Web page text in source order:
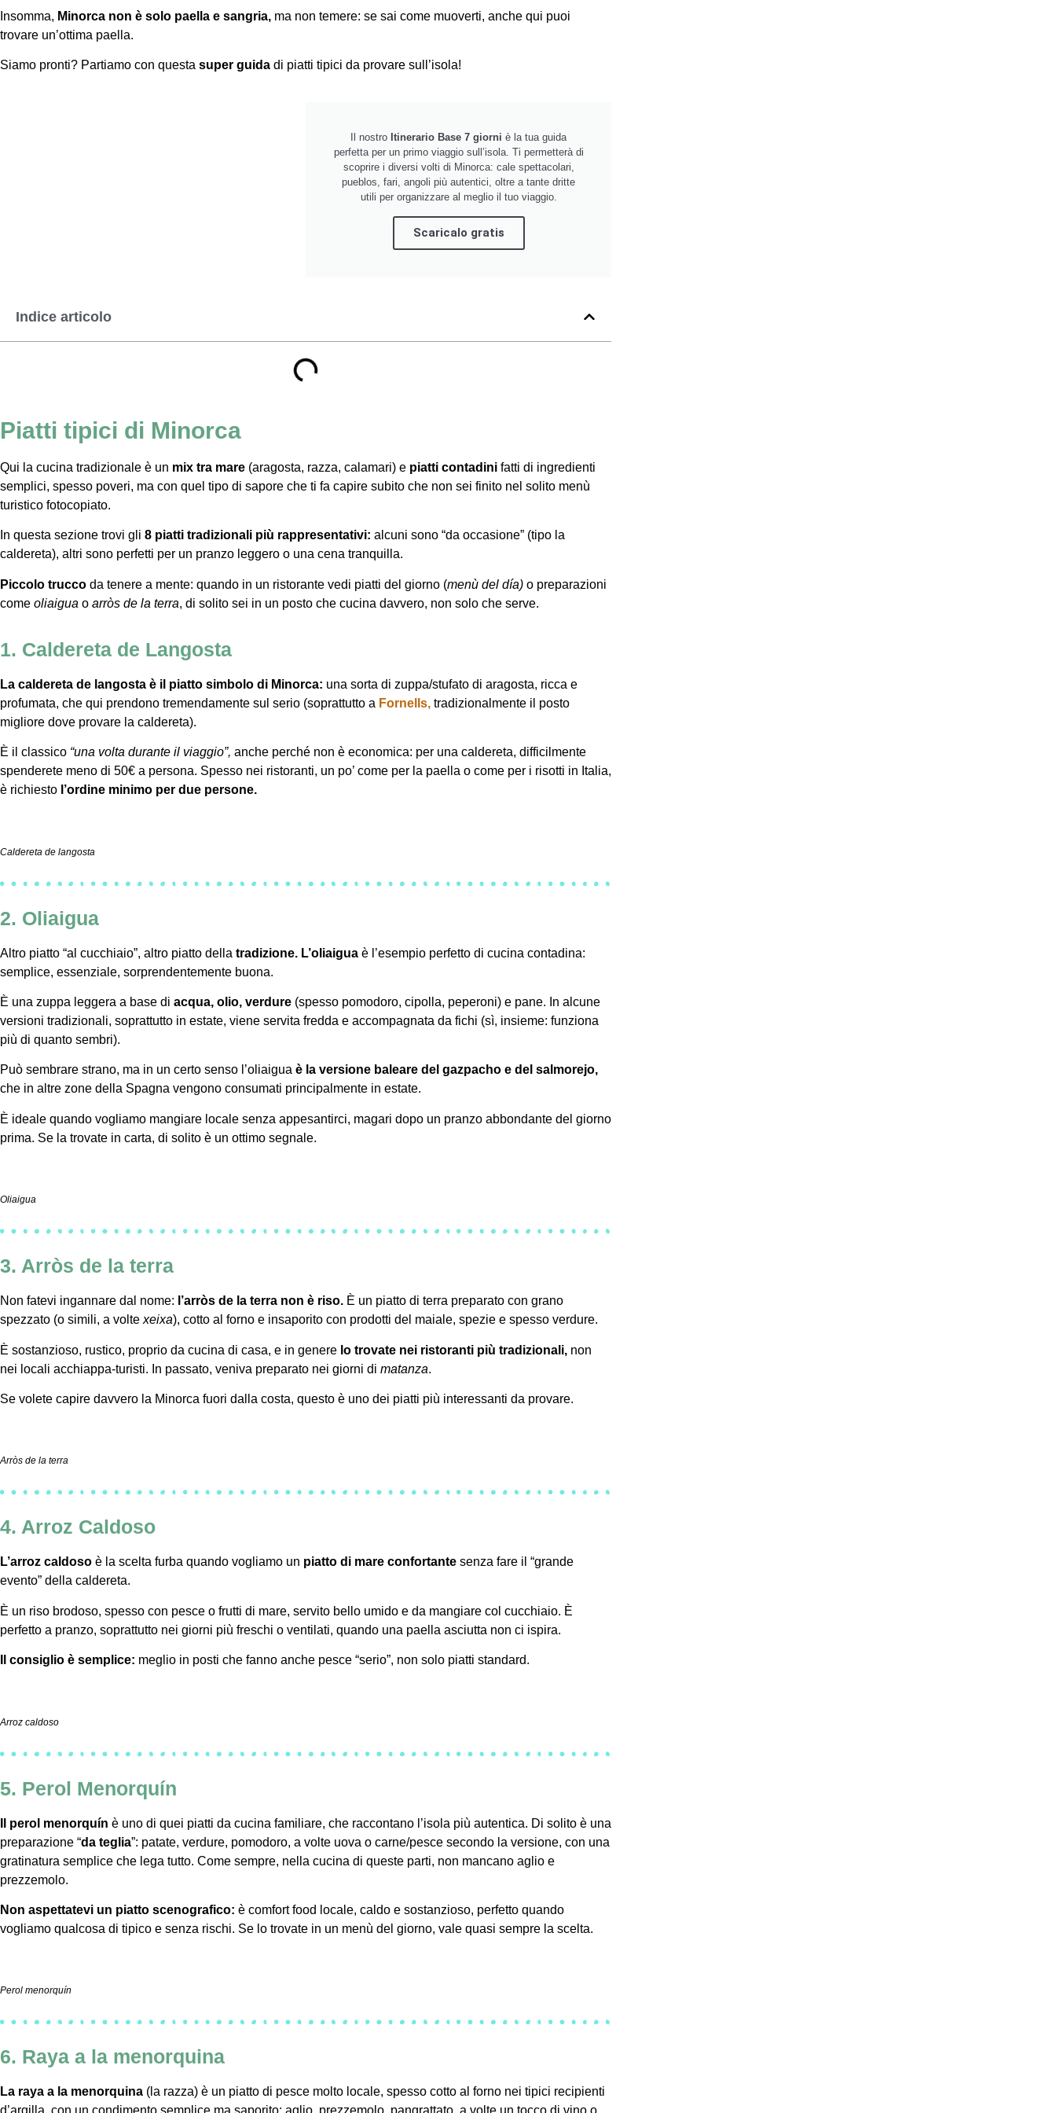
Insomma, Minorca non è solo paella e sangria, ma non temere: se sai come muoverti, anche qui puoi
trovare un’ottima paella.
Siamo pronti? Partiamo con questa super guida di piatti tipici da provare sull’isola!
Il nostro Itinerario Base 7 giorni è la tua guida
perfetta per un primo viaggio sull’isola. Ti permetterà di
scoprire i diversi volti di Minorca: cale spettacolari,
pueblos, fari, angoli più autentici, oltre a tante dritte
utili per organizzare al meglio il tuo viaggio.
Scaricalo gratis
Indice articolo
Piatti tipici di Minorca
Qui la cucina tradizionale è un mix tra mare (aragosta, razza, calamari) e piatti contadini fatti di ingredienti
semplici, spesso poveri, ma con quel tipo di sapore che ti fa capire subito che non sei finito nel solito menù
turistico fotocopiato.
In questa sezione trovi gli 8 piatti tradizionali più rappresentativi: alcuni sono “da occasione” (tipo la
caldereta), altri sono perfetti per un pranzo leggero o una cena tranquilla.
Piccolo trucco da tenere a mente: quando in un ristorante vedi piatti del giorno (menù del día) o preparazioni
come oliaigua o arròs de la terra, di solito sei in un posto che cucina davvero, non solo che serve.
1. Caldereta de Langosta
La caldereta de langosta è il piatto simbolo di Minorca: una sorta di zuppa/stufato di aragosta, ricca e
profumata, che qui prendono tremendamente sul serio (soprattutto a Fornells, tradizionalmente il posto
migliore dove provare la caldereta).
È il classico “una volta durante il viaggio”, anche perché non è economica: per una caldereta, difficilmente
spenderete meno di 50€ a persona. Spesso nei ristoranti, un po’ come per la paella o come per i risotti in Italia,
è richiesto l’ordine minimo per due persone.
Caldereta de langosta
2. Oliaigua
Altro piatto “al cucchiaio”, altro piatto della tradizione. L’oliaigua è l’esempio perfetto di cucina contadina:
semplice, essenziale, sorprendentemente buona.
È una zuppa leggera a base di acqua, olio, verdure (spesso pomodoro, cipolla, peperoni) e pane. In alcune
versioni tradizionali, soprattutto in estate, viene servita fredda e accompagnata da fichi (sì, insieme: funziona
più di quanto sembri).
Può sembrare strano, ma in un certo senso l’oliaigua è la versione baleare del gazpacho e del salmorejo,
che in altre zone della Spagna vengono consumati principalmente in estate.
È ideale quando vogliamo mangiare locale senza appesantirci, magari dopo un pranzo abbondante del giorno
prima. Se la trovate in carta, di solito è un ottimo segnale.
Oliaigua
3. Arròs de la terra
Non fatevi ingannare dal nome: l’arròs de la terra non è riso. È un piatto di terra preparato con grano
spezzato (o simili, a volte xeixa), cotto al forno e insaporito con prodotti del maiale, spezie e spesso verdure.
È sostanzioso, rustico, proprio da cucina di casa, e in genere lo trovate nei ristoranti più tradizionali, non
nei locali acchiappa-turisti. In passato, veniva preparato nei giorni di matanza.
Se volete capire davvero la Minorca fuori dalla costa, questo è uno dei piatti più interessanti da provare.
Arròs de la terra
4. Arroz Caldoso
L’arroz caldoso è la scelta furba quando vogliamo un piatto di mare confortante senza fare il “grande
evento” della caldereta.
È un riso brodoso, spesso con pesce o frutti di mare, servito bello umido e da mangiare col cucchiaio. È
perfetto a pranzo, soprattutto nei giorni più freschi o ventilati, quando una paella asciutta non ci ispira.
Il consiglio è semplice: meglio in posti che fanno anche pesce “serio”, non solo piatti standard.
Arroz caldoso
5. Perol Menorquín
Il perol menorquín è uno di quei piatti da cucina familiare, che raccontano l’isola più autentica. Di solito è una
preparazione “da teglia”: patate, verdure, pomodoro, a volte uova o carne/pesce secondo la versione, con una
gratinatura semplice che lega tutto. Come sempre, nella cucina di queste parti, non mancano aglio e
prezzemolo.
Non aspettatevi un piatto scenografico: è comfort food locale, caldo e sostanzioso, perfetto quando
vogliamo qualcosa di tipico e senza rischi. Se lo trovate in un menù del giorno, vale quasi sempre la scelta.
Perol menorquín
6. Raya a la menorquina
La raya a la menorquina (la razza) è un piatto di pesce molto locale, spesso cotto al forno nei tipici recipienti